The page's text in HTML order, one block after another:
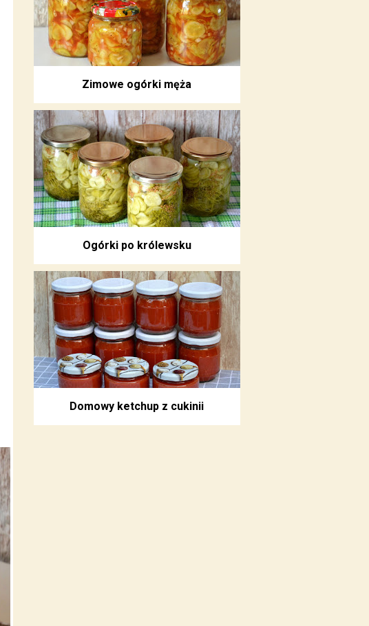
Zimowe ogórki męża
Ogórki po królewsku
Domowy ketchup z cukinii